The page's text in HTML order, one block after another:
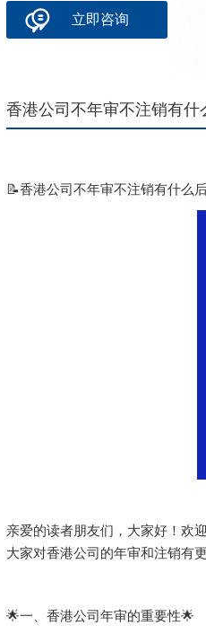
立即咨询
香港公司不年审不注销有什
📝香港公司不年审不注销有什么
亲爱的读者朋友们，大家好！欢
大家对香港公司的年审和注销有
🌟一、香港公司年审的重要性🌟